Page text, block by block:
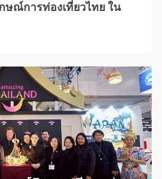
ษณ์การท่องเที่ยวไทย ใน